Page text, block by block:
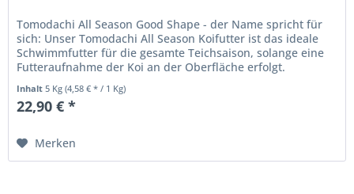
Tomodachi All Season Good Shape - der Name spricht für
sich: Unser Tomodachi All Season Koifutter ist das ideale
Schwimmfutter für die gesamte Teichsaison, solange eine
Futteraufnahme der Koi an der Oberfläche erfolgt.
Inhalt5 Kg(4,58 € * / 1 Kg)
22,90 € *
Merken